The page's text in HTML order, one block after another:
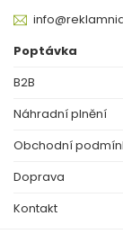
Poptávka
B2B
Náhradní plnění
Obchodní
Doprava
Kontakt